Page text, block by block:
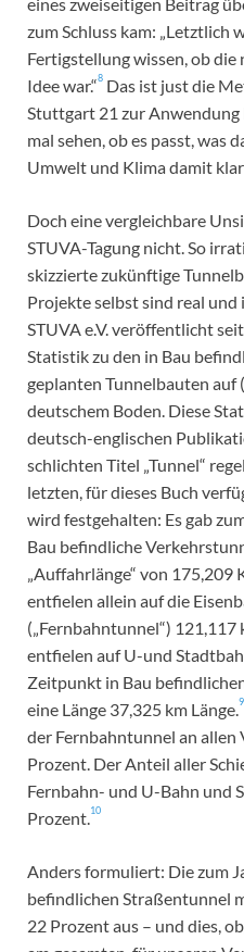
eines zweiseitigen Beitrag
zum Schluss kam: „Letztlich
Fertigstellung wissen, ob
Idee war.“8 Das ist just die
Stuttgart 21 zur
mal sehen, ob es passt, was
Umwelt und Klima damit
Doch eine vergleichbare
STUVA-Tagung nicht. So
skizzierte zukünftige
Projekte selbst sind real
STUVA e.V. veröffentlicht
Statistik zu den in Bau
geplanten Tunnelbauten auf
deutschem Boden. Diese
deutsch-englischen
schlichten Titel „Tunnel“
letzten, für dieses Buch
wird festgehalten: Es gab
Bau befindliche
„Auffahrlänge“ von 175,209
entfielen allein auf die
(„Fernbahntunnel“)
entfielen auf U-und
Zeitpunkt in Bau
eine Länge 37,325 km Länge.9
der Fernbahntunnel an
Prozent. Der Anteil aller
Fernbahn- und U-Bahn und
Prozent.10
Anders formuliert: Die zum
befindlichen Straßentunnel
22 Prozent aus – und dies,